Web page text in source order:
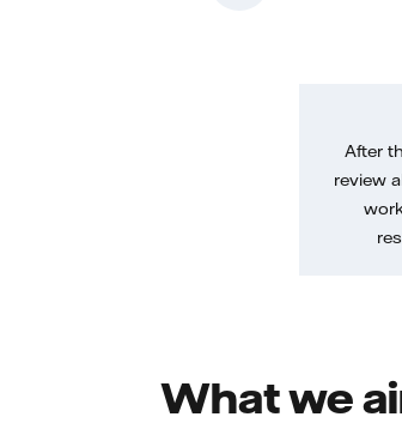
After
review
What we